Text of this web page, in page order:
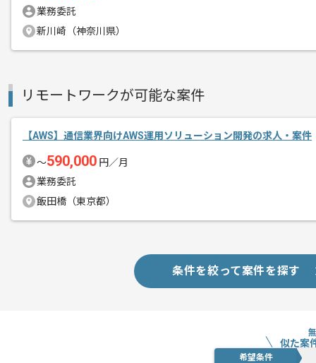
業務委託
新川崎（神奈川県）
リモートワークが可能な案件
【AWS】通信業界向けAWS運用ソリューション開発の求人・案件
〜590,000 円／月
業務委託
飯田橋（東京都）
条件を絞って案件を探す
似た案
希望条件